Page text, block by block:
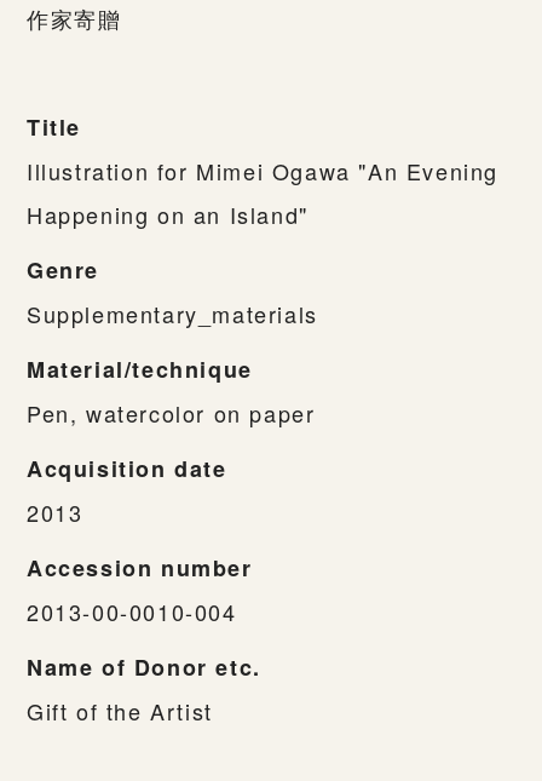
作家寄贈
Title
Illustration for Mimei Ogawa "An Evening
Happening on an Island"
Genre
Supplementary_materials
Material/technique
Pen, watercolor on paper
Acquisition date
2013
Accession number
2013-00-0010-004
Name of Donor etc.
Gift of the Artist